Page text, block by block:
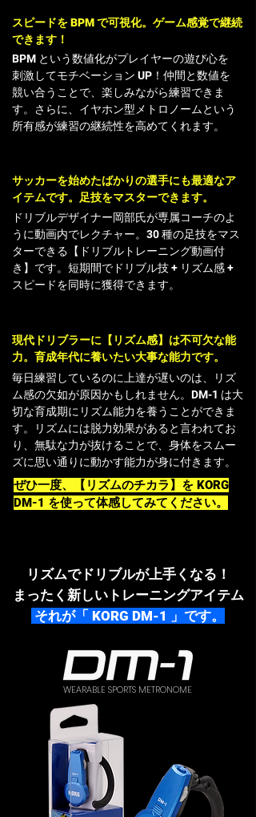
スピードを BPM で可視化。ゲーム感覚で継続
できます！
BPM という数値化がプレイヤーの遊び心を
刺激してモチベーション UP！仲間と数値を
競い合うことで、楽しみながら練習できま
す。さらに、イヤホン型メトロノームという
所有感が練習の継続性を高めてくれます。
サッカーを始めたばかりの選手にも最適なア
イテムです。足技をマスターできます。
ドリブルデザイナー岡部氏が専属コーチのよ
うに動画内でレクチャー。 30 種の足技をマス
ターできる【ドリブルトレーニング動画付
き】です。 短期間でドリブル技 + リズム感 +
スピードを同時に獲得できます。
現代ドリブラーに【リズム感】は不可欠な能
力。育成年代に養いたい大事な能力です。
毎日練習しているのに上達が遅いのは
リズ
ム感の欠如が原因かもしれません。 DM-1 は大
切な育成期にリズム能力を養うことができま
す。
リズムには脱力効果があると言われてお
り、無駄な力が抜けることで、 身体をスムー
ズに思い通りに動かす能力が身に付きます。
ぜひ一度、【リズムのチカラ】を KORG
DM-1 を使って体感してみてください。
リズムでドリブルが上手くなる！
まったく新しいトレーニングアイテム
それが「 KORG DM-1 」です。
WEARABLE SPORTS METRONOME